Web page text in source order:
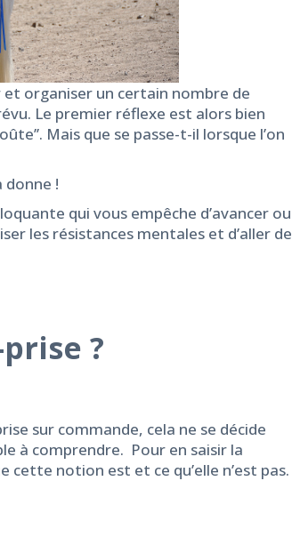
organiser un certain nombre de
Le premier réflexe est alors bien
Mais que se passe-t-il lorsque l’on
donne !
qui vous empêche d’avancer ou
les résistances mentales et d’aller de
?
sur commande, cela ne se décide
à comprendre. Pour en saisir la
notion est et ce qu’elle n’est pas.